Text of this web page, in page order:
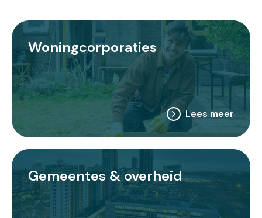
Woningcorporaties
Lees meer
Gemeentes & overheid